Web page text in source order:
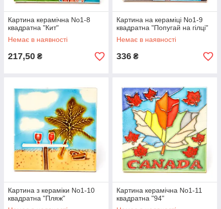
Картина керамічна No1-8
квадратна "Кит"
Немає в наявності
217,50 ₴
Картина на кераміці No1-9
квадратна "Попугай на гілці"
Немає в наявності
336 ₴
Картина з кераміки No1-10
квадратна "Пляж"
Картина керамічна No1-11
квадратна "94"